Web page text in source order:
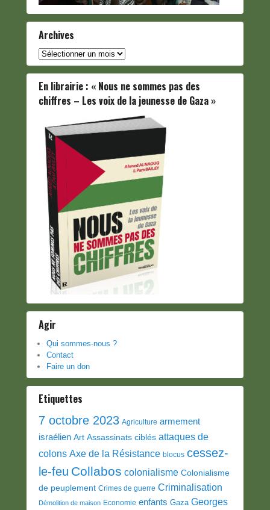
Archives
Archives
En librairie : « Nous ne sommes pas des
chiffres – Les voix de la jeunesse de Gaza »
Agir
Qui sommes-nous ?
Contact
Faire un don
Etiquettes
7 octobre 2023 Agriculture armement
israélien Art Assassinats ciblés attaques de
colons Axe de la Résistance blocus cessez-
le-feu Collabos colonialisme Colonialisme
de peuplement Crimes de guerre Criminalisation
Démolition de maison Economie enfants Gaza Georges